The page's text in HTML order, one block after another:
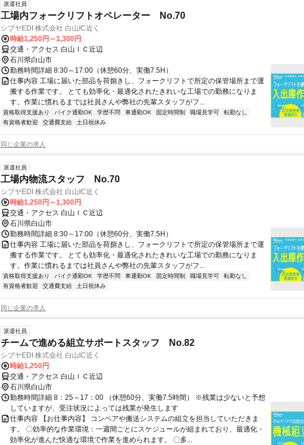
派遣社員
工場内フォークリフトオペレーター No.70
シブヤEDI 株式会社 白山IC近く
時給1,250円～1,300円
交通・アクセス 白山ＩＣ近辺
石川県白山市
勤務時間詳細 8:30～17:00（休憩60分、実働7.5H）
仕事内容 工場に届いた部品を荷捌きし、フォークリフトで所定の保管場所まで運
搬する作業です。 とても効率化・最適化されたきれいな工場での勤務になりま
す。作業に慣れるまでは社員さんや弊社の先輩スタッフがフ...
資格取得支援あり バイク通勤OK 学歴不問 車通勤OK 固定時間制 職場見学可
転勤なし
有資格者歓迎
交通費支給 土日祝休み
同じ企業の求人
派遣社員
工場内物流スタッフ No.70
シブヤEDI 株式会社 白山IC近く
時給1,250円～1,300円
交通・アクセス 白山ＩＣ近辺
石川県白山市
勤務時間詳細 8:30～17:00（休憩60分、実働7.5H）
仕事内容 工場に届いた部品を荷捌きし、フォークリフトで所定の保管場所まで運
搬する作業です。 とても効率化・最適化されたきれいな工場での勤務になりま
す。作業に慣れるまでは社員さんや弊社の先輩スタッフがフ...
資格取得支援あり バイク通勤OK 学歴不問 車通勤OK 固定時間制 職場見学可
転勤なし
有資格者歓迎
交通費支給 土日祝休み
同じ企業の求人
派遣社員
チームで進める組立サポートスタッフ No.82
シブヤEDI 株式会社 白山IC近く
時給1,250円
交通・アクセス 白山ＩＣ近辺
石川県白山市
勤務時間詳細 8：25～17：00 （休憩60分、実働7.5時間） ※残業は少ないと予想
していますが、受注状況によっては残業が発生します
仕事内容 【お仕事内容】 コンベアや搬送システムの組立を担当していただきま
す。 〇効率的な作業環境：一週間ごとにスケジュールが組まれており、最適化・
効率化が進んだ快適な環境で作業を進められます。 〇多...